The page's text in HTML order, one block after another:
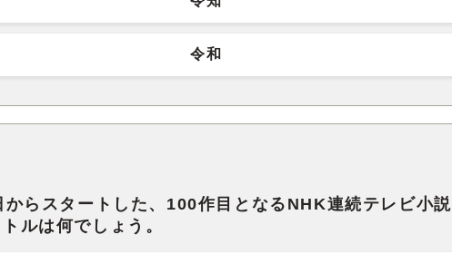
令和
からスタートした、100作目となるNHK連続テレビ小説
ルは何でしょう。